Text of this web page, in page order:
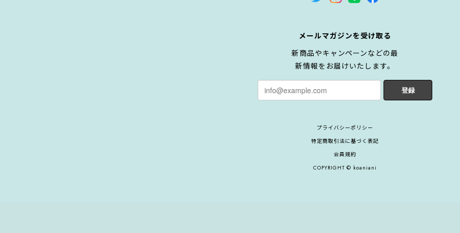
メールマガジンを受け取る
新商品やキャンペーンなどの最
新情報をお届けいたします。
登録
プライバシーポリシー
特定商取引法に基づく表記
会員規約
COPYRIGHT © koaniani